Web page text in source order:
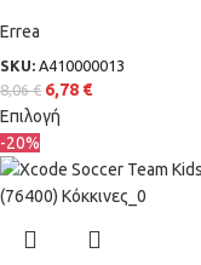
Errea
SKU: A410000013
8,06€ 6,78 €
Επιλογή
-20%